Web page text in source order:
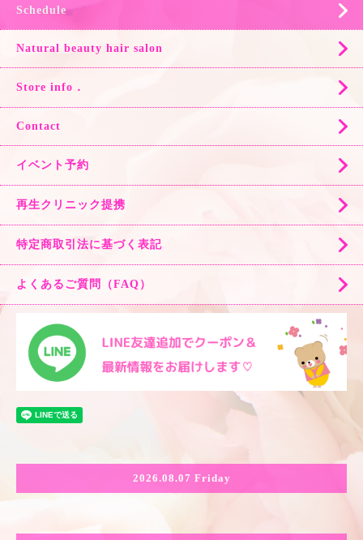
Schedule
Natural beauty hair salon
Store info．
Contact
イベント予約
再生クリニック提携
特定商取引法に基づく表記
よくあるご質問（FAQ）
2026.08.07 Friday